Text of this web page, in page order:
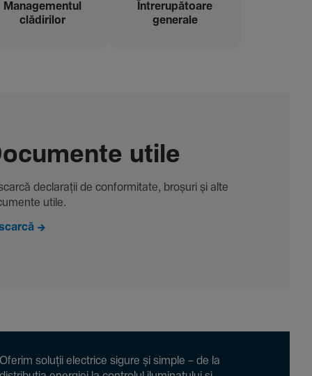
Managementul
clădi­rilor
Între­ru­pă­toare
gene­rale
utile
decla­rații de conformitate, broșuri și alte
utile.
soluții electrice sigure și simple – de la